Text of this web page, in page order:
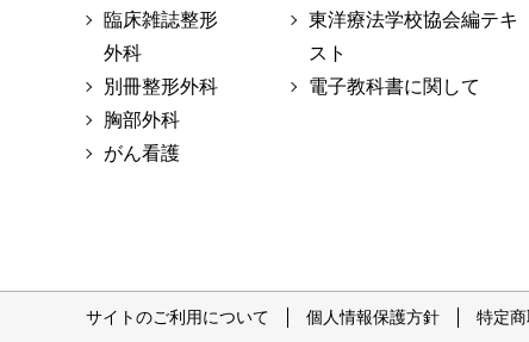
臨床雑誌整形
外科
別冊整形外科
胸部外科
がん看護
東洋療法学校協会編テキ
スト
電子教科書に関して
サイトのご利用について 個人情報保護方針 特定